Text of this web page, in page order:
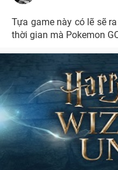
Tựa game này có lẽ sẽ
thời gian mà Pokemon